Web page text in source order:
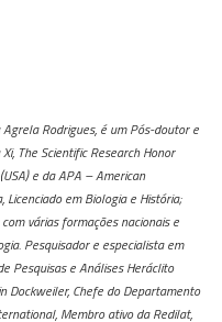
Rodrigues, é um Pós-doutor e
The Scientific Research Honor
e da APA – American
em Biologia e História;
várias formações nacionais e
Pesquisador e especialista em
Pesquisas e Análises Heráclito
Dockweiler, Chefe do Departamento
Membro ativo da Redilat,